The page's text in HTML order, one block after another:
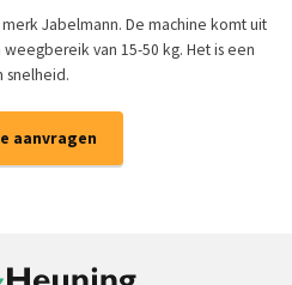
Jabelmann. De machine komt uit
van 15-50 kg. Het is een
snelheid.
aanvragen